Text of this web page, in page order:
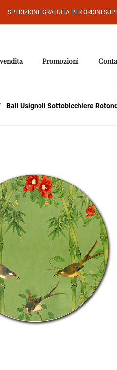
SPEDIZIONE GRATUITA PER ORDINI
Promozioni
Bali Usignoli Sottobicchiere